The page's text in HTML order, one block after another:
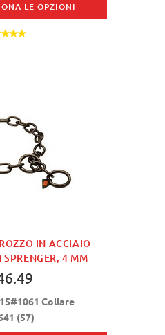
LE OPZIONI
IN ACCIAIO
4 MM
Collare
(57)